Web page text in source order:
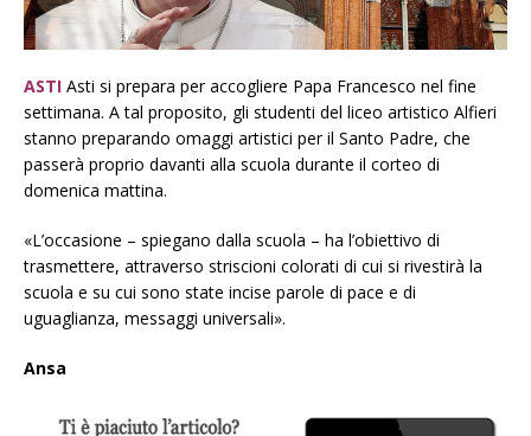
ASTI Asti si prepara per accogliere Papa Francesco nel fine
settimana. A tal proposito, gli studenti del liceo artistico Alfieri
stanno preparando omaggi artistici per il Santo Padre, che
passerà proprio davanti alla scuola durante il corteo di
domenica mattina.
«L’occasione – spiegano dalla scuola – ha l’obiettivo di
trasmettere, attraverso striscioni colorati di cui si rivestirà la
scuola e su cui sono state incise parole di pace e di
uguaglianza, messaggi universali».
Ansa